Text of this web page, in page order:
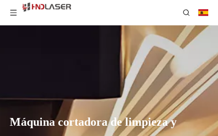
Máquina cortadora de limpieza y